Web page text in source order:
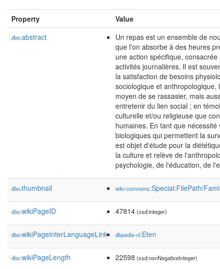
Property Value
dbo:abstract
Un repas est un ensemble de
que l'on absorbe à des heures
une action spécifique,
activités journalières. Il est
la satisfaction de besoins
sociologique et
moyen de se rassasier, mais
entretenir du lien social ; en
culturelle et/ou religieuse que
humaines. En tant que
biologiques qui permettent la
est objet d'étude pour la
la culture et relève de
psychologie, de l'éducation, de
dbo:thumbnail wiki-commons:Special:FilePath/
dbo:wikiPageID 47814(xsd:integer)
dbo:wikiPageInterLanguageLink dbpedia-nl:Eten
dbo:wikiPageLength 22598 (xsd:nonNegativeInteger)